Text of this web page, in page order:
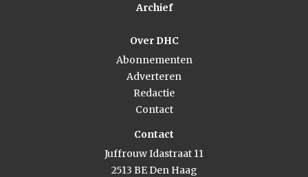
Archief
Over DHC
Abonnementen
Adverteren
Redactie
Contact
Contact
Juffrouw Idastraat 11
2513 BE Den Haag